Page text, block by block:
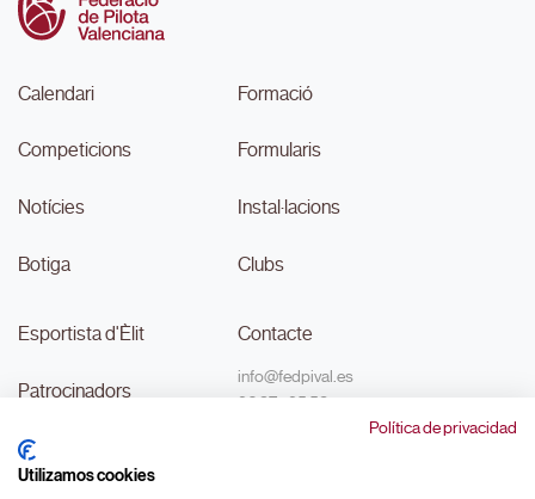
Política de privacidad
Utilizamos cookies
Calendari
Competicions
Notícies
Botiga
Formació
Formularis
Instal·lacions
Clubs
Esportista d'Èlit
Patrocinadors
Transparència
Contacte
info@fedpival.es
96 374 95 58
C/Marqués de Sant Joan nº 32,